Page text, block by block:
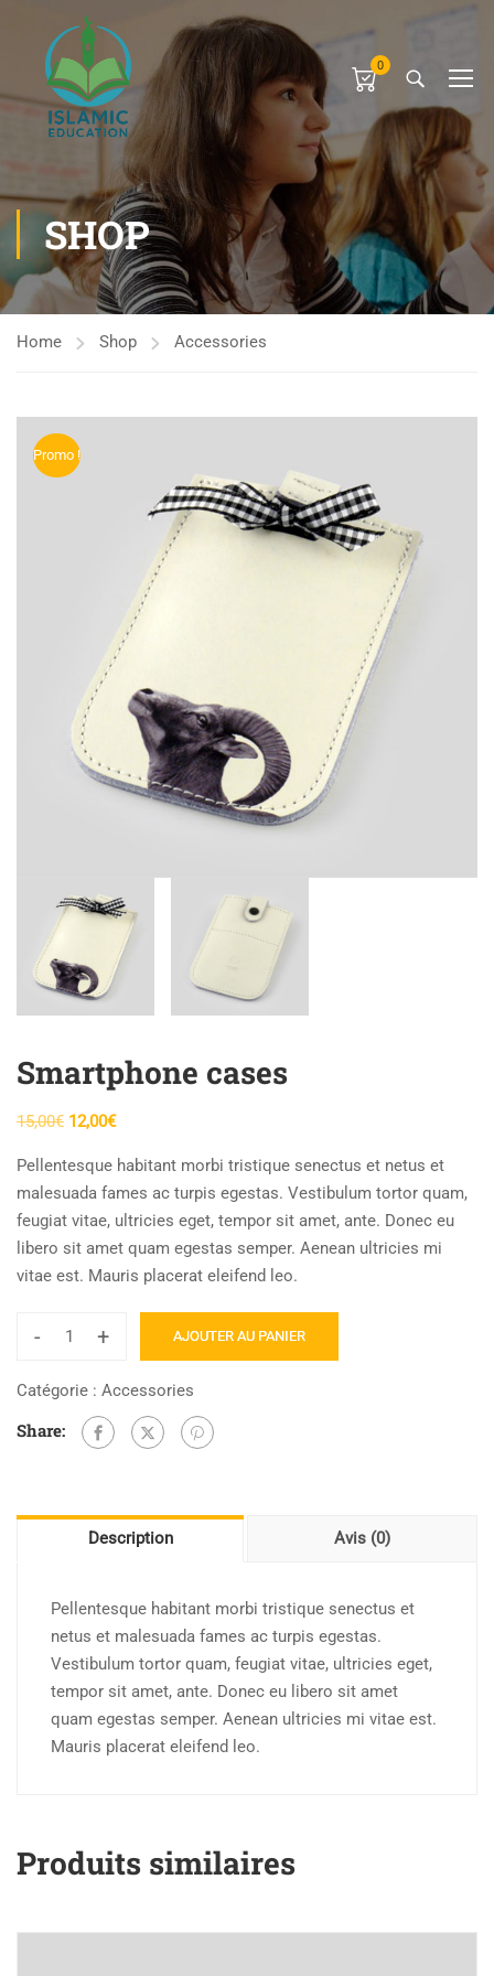
0
SHOP
Home Shop Accessories
Promo !
Smartphone cases
15,00€ Le
initial
était :
15,00€.
12,00€Le
actuel
est :
12,00€.
Pellentesque habitant morbi tristique senectus et netus et
malesuada fames ac turpis egestas. Vestibulum tortor quam,
feugiat vitae, ultricies eget, tempor sit amet, ante. Donec eu
libero sit amet quam egestas semper. Aenean ultricies mi
vitae est. Mauris placerat eleifend leo.
-
quantité
cases
+ AJOUTER AU PANIER
Catégorie : Accessories
Share:
Description Avis (0)
Pellentesque habitant morbi tristique senectus et
netus et malesuada fames ac turpis egestas.
Vestibulum tortor quam, feugiat vitae, ultricies eget,
tempor sit amet, ante. Donec eu libero sit amet
quam egestas semper. Aenean ultricies mi vitae est.
Mauris placerat eleifend leo.
Produits similaires